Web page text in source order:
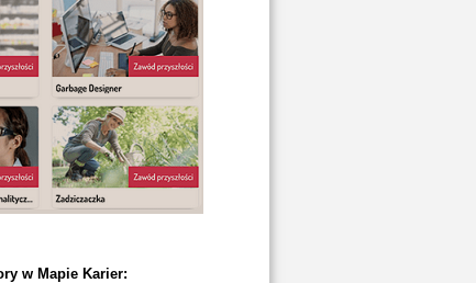
w Mapie Karier: